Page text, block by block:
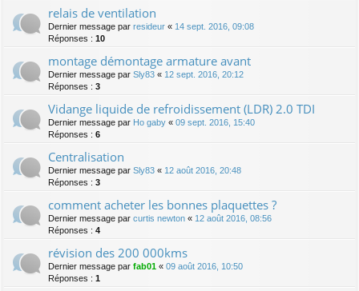
relais de ventilation
Dernier message par resideur « 14 sept. 2016, 09:08
Réponses : 10
montage démontage armature avant
Dernier message par Sly83 « 12 sept. 2016, 20:12
Réponses : 3
Vidange liquide de refroidissement (LDR) 2.0 TDI
Dernier message par Ho gaby « 09 sept. 2016, 15:40
Réponses : 6
Centralisation
Dernier message par Sly83 « 12 août 2016, 20:48
Réponses : 3
comment acheter les bonnes plaquettes ?
Dernier message par curtis newton « 12 août 2016, 08:56
Réponses : 4
révision des 200 000kms
Dernier message par fab01 « 09 août 2016, 10:50
Réponses : 1